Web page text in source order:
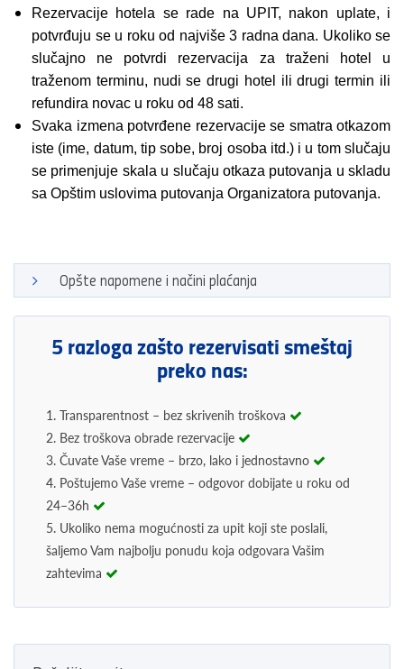
Rezervacije hotela se rade na UPIT, nakon uplate, i
potvrđuju se u roku od najviše 3 radna dana. Ukoliko se
slučajno ne potvrdi rezervacija za traženi hotel u
traženom terminu, nudi se drugi hotel ili drugi termin ili
refundira novac u roku od 48 sati.
Svaka izmena potvrđene rezervacije se smatra otkazom
iste (ime, datum, tip sobe, broj osoba itd.) i u tom slučaju
se primenjuje skala u slučaju otkaza putovanja u skladu
sa Opštim uslovima putovanja Organizatora putovanja.
Opšte napomene i načini plaćanja
5 razloga zašto rezervisati smeštaj
preko nas:
1. Transparentnost – bez skrivenih troškova
2. Bez troškova obrade rezervacije
3. Čuvate Vaše vreme – brzo, lako i jednostavno
4. Poštujemo Vaše vreme – odgovor dobijate u roku od
24–36h
5. Ukoliko nema mogućnosti za upit koji ste poslali,
šaljemo Vam najbolju ponudu koja odgovara Vašim
zahtevima